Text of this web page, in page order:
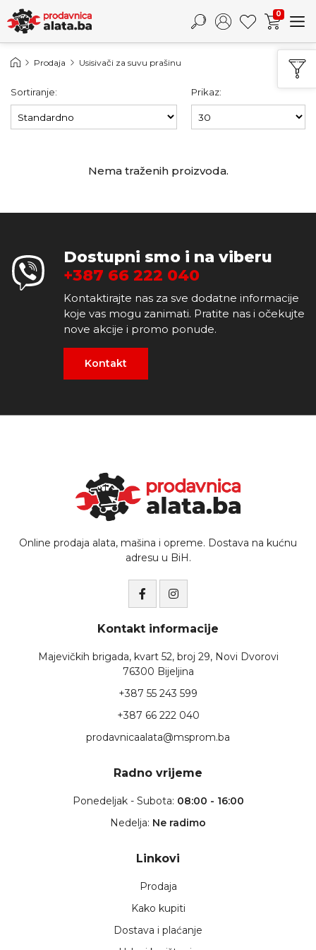
0
Prodaja Usisivači za suvu prašinu
Sortiranje: Prikaz:
Nema traženih proizvoda.
Dostupni smo i na viberu
+387 66 222 040
Kontaktirajte nas za sve dodatne informacije
koje vas mogu zanimati. Pratite nas i očekujte
nove akcije i promo ponude.
Kontakt
Online prodaja alata, mašina i opreme. Dostava na kućnu
adresu u BiH.
Kontakt informacije
Majevičkih brigada, kvart 52, broj 29, Novi Dvorovi
76300 Bijeljina
+387 55 243 599
+387 66 222 040
prodavnicaalata@msprom.ba
Radno vrijeme
Ponedeljak - Subota: 08:00 - 16:00
Nedelja: Ne radimo
Linkovi
Prodaja
Kako kupiti
Dostava i plaćanje